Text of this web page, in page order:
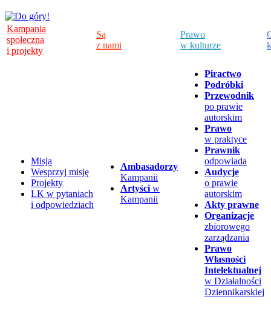
Kampania
społeczna
i projekty
Są
z nami
Prawo
w kulturze
Misja
Wesprzyj misję
Projekty
LK w pytaniach
i odpowiedziach
Ambasadorzy
Kampanii
Artyści w
Kampanii
Piractwo
Podróbki
Przewodnik
po prawie
autorskim
Prawo
w praktyce
Prawnik
odpowiada
Audycje
o prawie
autorskim
Akty prawne
Organizacje
zbiorowego
zarządzania
Prawo
Własności
Intelektualnej
w Działalności
Dziennikarskiej